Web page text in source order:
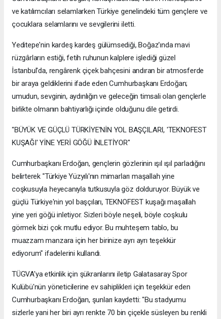
ve katılımcıları selamlarken Türkiye genelindeki tüm gençlere ve
çocuklara selamlarını ve sevgilerini iletti.
Yeditepe'nin kardeş kardeş gülümsediği, Boğaz'ında mavi
rüzgârların estiği, fetih ruhunun kalplere işlediği güzel
İstanbul'da, rengârenk çiçek bahçesini andıran bir atmosferde
bir araya geldiklerini ifade eden Cumhurbaşkanı Erdoğan;
umudun, sevginin, aydınlığın ve geleceğin timsali olan gençlerle
birlikte olmanın bahtiyarlığı içinde olduğunu dile getirdi.
"BÜYÜK VE GÜÇLÜ TÜRKİYE'NİN YOL BAŞÇILARI, 'TEKNOFEST
KUŞAĞI' YİNE YERİ GÖĞÜ İNLETİYOR"
Cumhurbaşkanı Erdoğan, gençlerin gözlerinin ışıl ışıl parladığını
belirterek "Türkiye Yüzyılı'nın mimarları maşallah yine
coşkusuyla heyecanıyla tutkusuyla göz dolduruyor. Büyük ve
güçlü Türkiye'nin yol başçıları, TEKNOFEST kuşağı maşallah
yine yeri göğü inletiyor. Sizleri böyle neşeli, böyle coşkulu
görmek bizi çok mutlu ediyor. Bu muhteşem tablo, bu
muazzam manzara için her birinize ayrı ayrı teşekkür
ediyorum" ifadelerini kullandı.
TÜGVA'ya etkinlik için şükranlarını iletip Galatasaray Spor
Kulübü'nün yöneticilerine ev sahiplikleri için teşekkür eden
Cumhurbaşkanı Erdoğan, şunları kaydetti: "Bu stadyumu
sizlerle yani her biri ayrı renkte 70 bin çiçekle süsleyen bu renkli